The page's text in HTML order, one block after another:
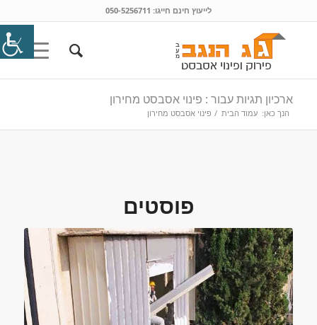
לייעוץ חינם חייגו: 050-5256711
ארכיון תגיות עבור : פינוי אסבסט מחירון
הנך כאן: עמוד הבית / פינוי אסבסט מחירון
פוסטים